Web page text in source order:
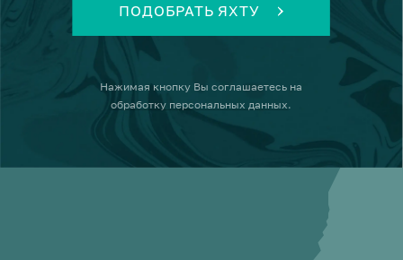
ПОДОБРАТЬ ЯХТУ
Нажимая кнопку Вы соглашаетесь на
обработку персональных данных.